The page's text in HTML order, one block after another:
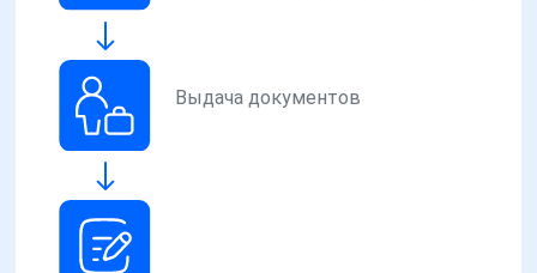
Выдача документов